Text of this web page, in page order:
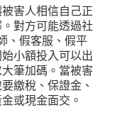
害人相信自己正
對方可能透過社
、假客服、假平
小額投入可以出
筆加碼。當被害
繳稅、保證金、
或現金面交。